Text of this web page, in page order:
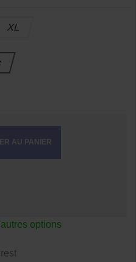
XL
AU PANIER
options